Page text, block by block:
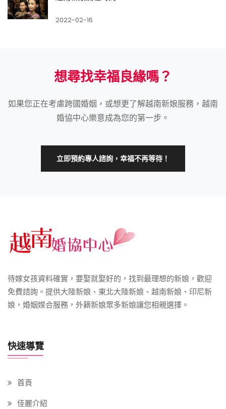
2022-02-16
想尋找幸福良緣嗎？
如果您正在考慮跨國婚姻，或想更了解越南新娘服務，越南
婚協中心樂意成為您的第一步。
立即預約專人諮詢，幸福不再等待！
待嫁女孩資料確實，要娶就娶好的，找到最理想的新娘，歡迎
免費諮詢。提供大陸新娘、東北大陸新娘、越南新娘、印尼新
娘，婚姻媒合服務，外籍新娘眾多新娘讓您相親選擇。
快速導覽
首頁
佳麗介紹